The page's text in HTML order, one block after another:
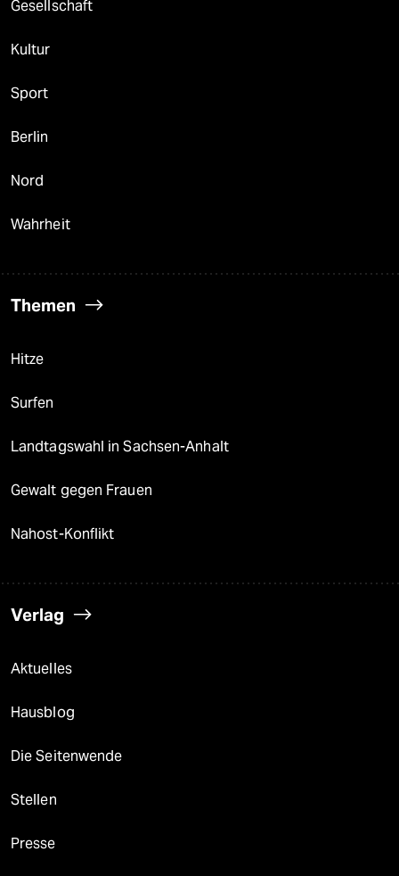
Gesellschaft
Kultur
Sport
Berlin
Nord
Wahrheit
Themen
Hitze
Surfen
Landtagswahl in Sachsen-Anhalt
Gewalt gegen Frauen
Nahost-Konflikt
Verlag
Aktuelles
Hausblog
Die Seitenwende
Stellen
Presse